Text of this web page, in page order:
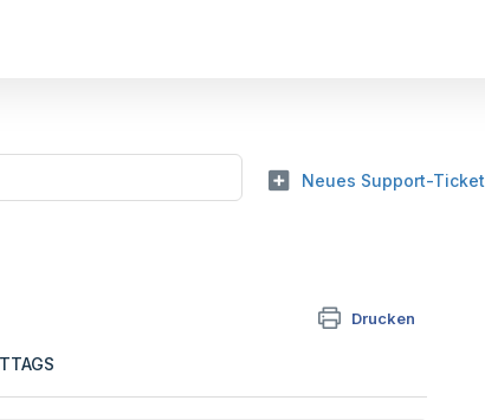
Neues Support-Ticket
Drucken